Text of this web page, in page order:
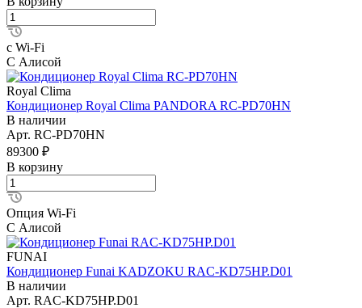
с Wi-Fi
С Алисой
Royal Clima
Кондиционер Royal Clima PANDORA RC-PD70HN
В наличии
Арт. RC-PD70HN
89300 ₽
В корзину
Опция Wi-Fi
С Алисой
FUNAI
Кондиционер Funai KADZOKU RAC-KD75HP.D01
В наличии
Арт. RAC-KD75HP.D01